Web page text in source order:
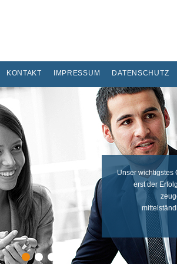
KONTAKT IMPRESSUM DATENSCHUTZ
Unser wichtigstes
erst der
1 2 3